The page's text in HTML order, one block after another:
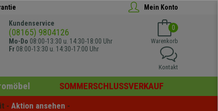
Mein Konto
Kundenservice
(08165) 9804126
Mo-Do 08:00-13:30 u. 14:30-18:00 Uhr
Fr 08:00-13:30 u. 14:30-17:00 Uhr
0
Warenkorb
Kontakt
SOMMERSCHLUSSVERKAUF
- Aktion ansehen -